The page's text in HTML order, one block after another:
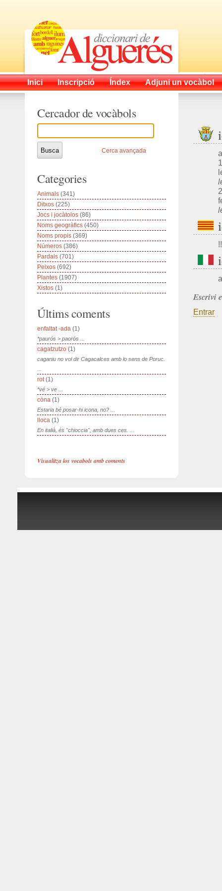
Inici Inscripció Índex Adjuni un vocàbol
!!
Escrivi
Entrar
Cercador de vocàbols
Cerca avançada
Categories
Animals (341)
Ditxos (225)
Jocs i jocàtolos (86)
Noms geogràfics (450)
Noms propis (369)
Números (386)
Pardals (701)
Peixos (692)
Plantes (1907)
Xistos (1)
Últims coments
enfaltat -ada (1)
*paurós > paorós ...
cagatzutzo (1)
caganiu no vol dir Cagacalces amb lo sens de Poruc.
rot(1)
*vé > ve ...
còna (1)
Estaria bé posar-hi icona, no? ...
lloca (1)
En italià, és "chioccia", amb dues ces. ...
Visualitza los vocabols amb coments